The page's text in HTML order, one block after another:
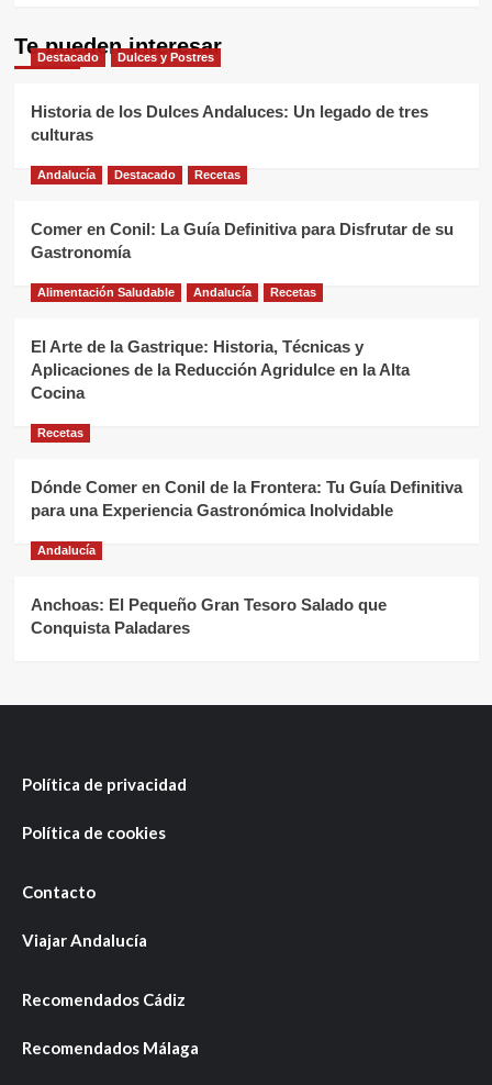
Te pueden interesar
Destacado Dulces y Postres
Historia de los Dulces Andaluces: Un legado de tres
culturas
Andalucía Destacado Recetas
Comer en Conil: La Guía Definitiva para Disfrutar de su
Gastronomía
Alimentación Saludable Andalucía Recetas
El Arte de la Gastrique: Historia, Técnicas y
Aplicaciones de la Reducción Agridulce en la Alta
Cocina
Recetas
Dónde Comer en Conil de la Frontera: Tu Guía Definitiva
para una Experiencia Gastronómica Inolvidable
Andalucía
Anchoas: El Pequeño Gran Tesoro Salado que
Conquista Paladares
Política de privacidad
Política de cookies
Contacto
Viajar Andalucía
Recomendados Cádiz
Recomendados Málaga